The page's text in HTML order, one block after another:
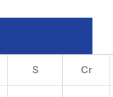
S Cr